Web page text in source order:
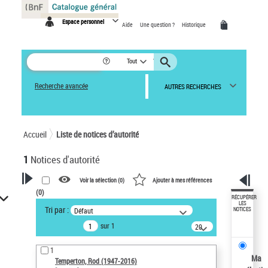
Espace personnel Aide Une question ? Historique
Tout
Recherche avancée AUTRES RECHERCHES
Accueil Liste de notices d’autorité
1 Notices d'autorité
VOTRE RECHERCHE
Recherche avancée dans les
notices d’autorité
Œuvres liées à l'auteur :
Temperton, Rod (1947-2016)
Voir la sélection (0) Ajouter à mes références
(0)
Tri par : Défaut
sur 1
20
résultats/page
1
Temperton, Rod (1947-2016)
RÉCUPÉRER
LES
NOTICES
Ma
Panneau de gestion des cookies